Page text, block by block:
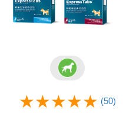
(50)